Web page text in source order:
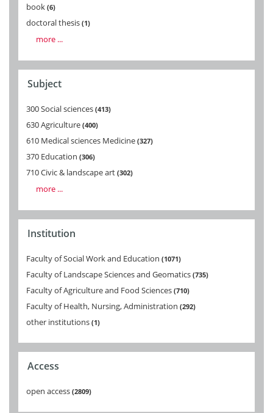
book 6
doctoral thesis 1
more ...
Subject
300 Social sciences 413
630 Agriculture 400
610 Medical sciences Medicine 327
370 Education 306
710 Civic & landscape art 302
more ...
Institution
Faculty of Social Work and Education 1071
Faculty of Landscape Sciences and Geomatics 735
Faculty of Agriculture and Food Sciences 710
Faculty of Health, Nursing, Administration 292
other institutions 1
Access
open access 2809